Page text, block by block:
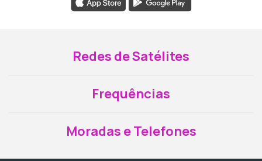
Redes de Satélites
Frequências
Moradas e Telefones